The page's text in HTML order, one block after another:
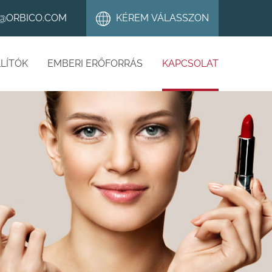
KÉREM VÁLASSZON
EMBERI ERŐFORRÁS KAPCSOLAT